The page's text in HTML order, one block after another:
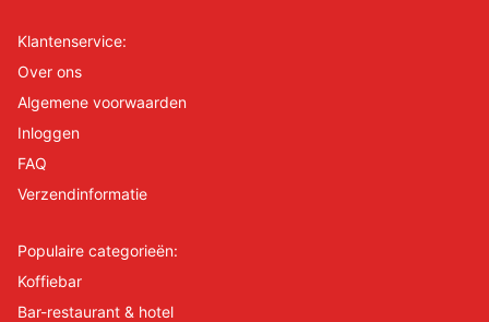
Klantenservice:
Over ons
Algemene voorwaarden
Inloggen
FAQ
Verzendinformatie
Populaire categorieën:
Koffiebar
Bar-restaurant & hotel